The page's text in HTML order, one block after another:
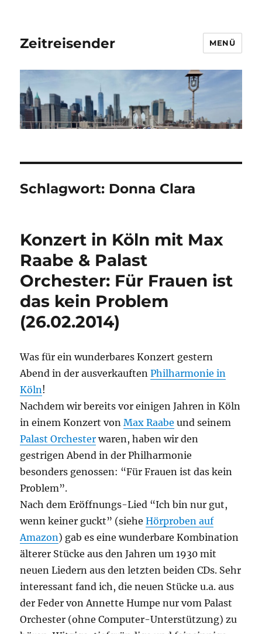
Zeitreisender MENÜ
Schlagwort: Donna Clara
Konzert in Köln mit Max
Raabe & Palast
Orchester: Für Frauen ist
das kein Problem
(26.02.2014)
Was für ein wunderbares Konzert gestern
Abend in der ausverkauftenPhilharmonie in
Köln!
Nachdem wir bereits vor einigen Jahren in Köln
in einem Konzert vonMax Raabe und seinem
Palast Orchester waren, haben wir den
gestrigen Abend in der Philharmonie
besonders genossen: “Für Frauen ist das kein
Problem”.
Nach dem Eröffnungs-Lied “Ich bin nur gut,
wenn keiner guckt” (sieheHörproben auf
Amazon) gab es eine wunderbare Kombination
älterer Stücke aus den Jahren um 1930 mit
neuen Liedern aus den letzten beiden CDs. Sehr
interessant fand ich, die neuen Stücke u.a. aus
der Feder von Annette Humpe nur vom Palast
Orchester (ohne Computer-Unterstützung) zu